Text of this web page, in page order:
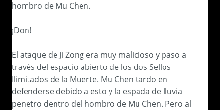
hombro de Mu Chen.
¡Don!
El ataque de Ji Zong era muy malicioso y paso a
través del espacio abierto de los dos Sellos
Ilimitados de la Muerte. Mu Chen tardo en
defenderse debido a esto y la espada de lluvia
penetro dentro del hombro de Mu Chen. Pero al